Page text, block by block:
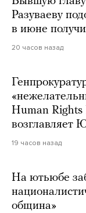
Разуваеву
в июне
20 часов назад
Human Rights
возглавляет
19 часов назад
На ютьюбе
община»